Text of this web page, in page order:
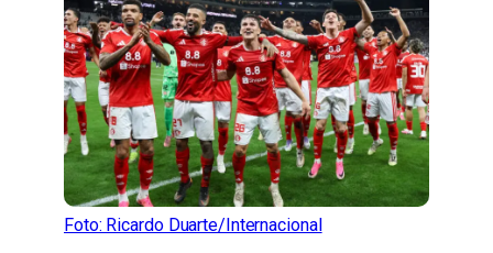
Foto: Ricardo Duarte/Internacional